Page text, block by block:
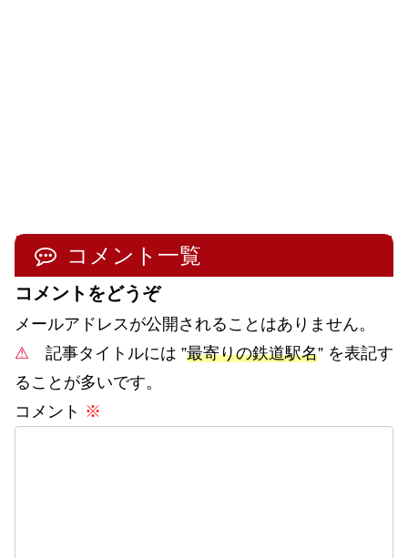
コメント一覧
コメントをどうぞ
メールアドレスが公開されることはありません。
⚠ 記事タイトルには ”最寄りの鉄道駅名” を表記す
ることが多いです。
コメント ※